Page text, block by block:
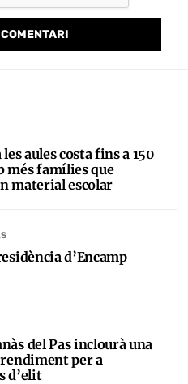
aules costa fins a 150
més famílies que
material escolar
d’Encamp
del Pas inclourà una
per a
d’elit